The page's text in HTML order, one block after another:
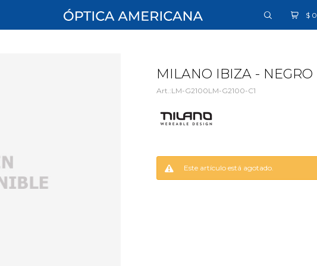
$ 0
MILANO IBIZA - NEGRO
LM-G2100LM-G2100-C1
Este artículo está agotado.